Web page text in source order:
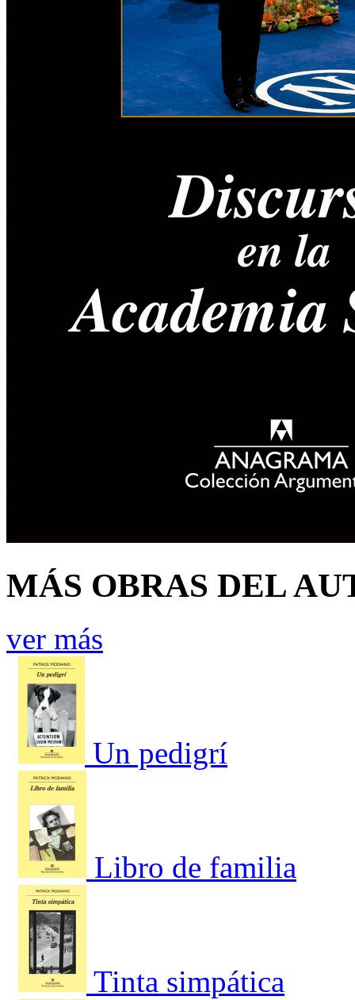
MÁS OBRAS DEL
ver más
Un pedigrí
Libro de familia
Tinta simpática